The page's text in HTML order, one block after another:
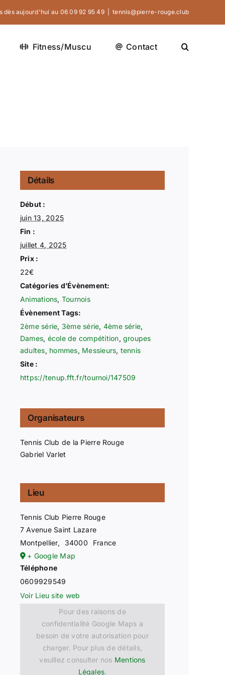
dès aujourd'hui au 06 09 92 95 49‬ tennis@pierre-rouge.club
Fitness/Muscu Contact
Détails
Début :
juin 13, 2025
Fin :
juillet 4, 2025
Prix :
22€
Catégories d’Évènement:
Animations, Tournois
Évènement Tags:
2ème série, 3ème série, 4ème série,
Dames, école de compétition, groupes
adultes, hommes, Messieurs, tennis
Site :
https://tenup.fft.fr/tournoi/147509
Organisateurs
Tennis Club de la Pierre Rouge
Gabriel Varlet
Lieu
Tennis Club Pierre Rouge
7 Avenue Saint Lazare
Montpellier, 34000
France
+ Google Map
Téléphone
0609929549
Voir Lieu site web
Pour des raisons de
confidentialité Google Maps a
besoin de votre autorisation pour
charger. Pour plus de détails,
veuillez consulter nos Mentions
Légales.